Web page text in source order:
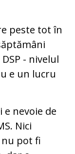
peste tot în
- nivelul
e un lucru
e nevoie de
Nici
nu pot fi